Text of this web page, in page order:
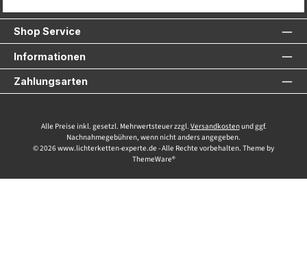
Shop Service
Informationen
Zahlungsarten
Alle Preise inkl. gesetzl. Mehrwertsteuer zzgl. Versandkostenund ggf.
Nachnahmegebühren, wenn nicht anders angegeben.
© 2026 www.lichterketten-experte.de - Alle Rechte vorbehalten. Theme by
ThemeWare®